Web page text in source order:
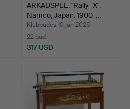
ARKADSPEL, "Rally -X",
Namco, Japan. 1900-…
Klubbades 10 jan 2025
22 bud
317 USD